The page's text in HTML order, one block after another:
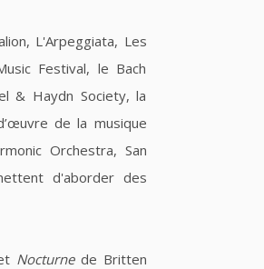
L'Arpeggiata, Les
Festival, le Bach
& Haydn Society, la
de la musique
Orchestra, San
d'aborder des
Nocturnede Britten